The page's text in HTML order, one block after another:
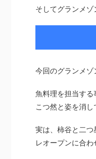
そしてグランメ
今回のグランメゾ
魚料理を担当す
こつ然と姿を消し
実は、柿谷と二
レオープンに合